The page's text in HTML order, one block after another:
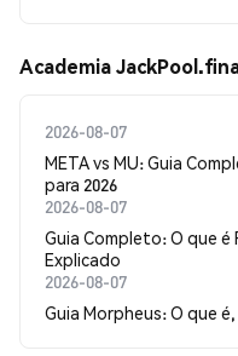
Academia
2026-08-07
META vs MU: Guia
para 2026
2026-08-07
Guia Completo: O que é
Explicado
2026-08-07
Guia Morpheus: O que